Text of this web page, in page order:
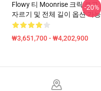
Flowy 티 Moonrise 크릭 로고
자르기 및 전체 길이 옵션 가능
₩3,651,700 - ₩4,202,900
-20%